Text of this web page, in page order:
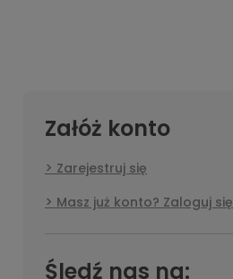
Załóż konto
Zarejestruj się
Masz już konto? Zaloguj się
Śledź nas na: